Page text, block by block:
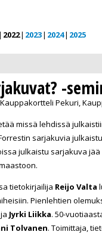
2022 2023 2024 2025
-
Pekuri,
missä lehdissä
sarjakuvia
julkaistu sarjakuva
tietokirjailija Reijo Valta
Pienlehtien
ja Jyrki Liikka. 50-
Tolvanen. Toimittaja,